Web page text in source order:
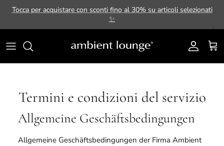
Passa ai contenuti
Tocca per acquistare con sconti fino al 30% su articoli selezionati
✨
Account
Termini e condizioni del servizio
Allgemeine Geschäftsbedingungen
Allgemeine Geschäftsbedingungen der Firma Ambient